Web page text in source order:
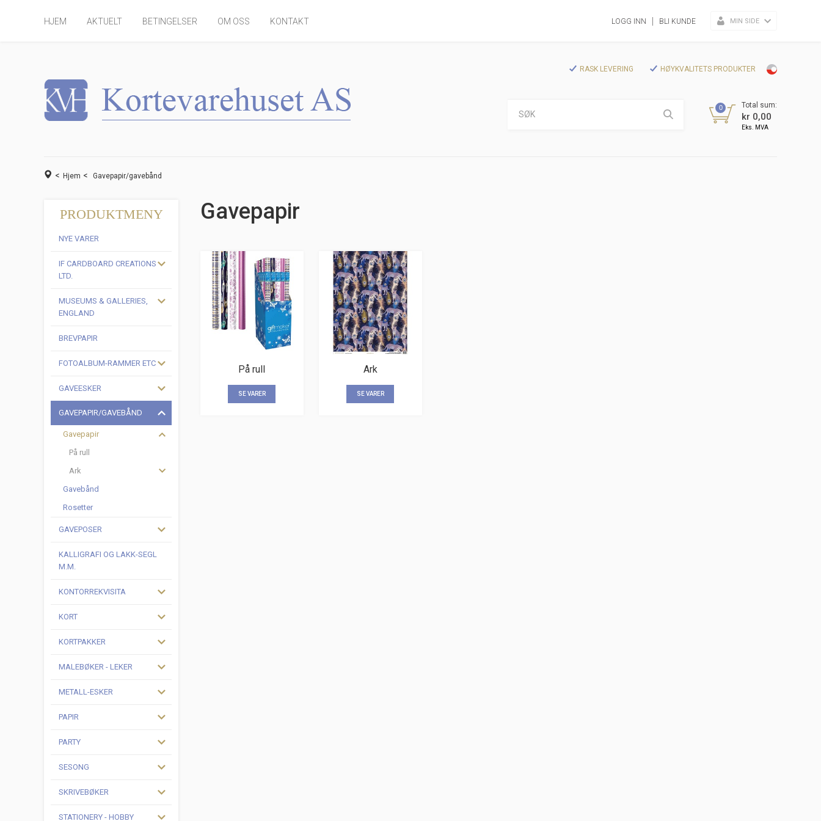
HJEM AKTUELT BETINGELSER OM OSS KONTAKT LOGG INN BLI KUNDE MIN SIDE
RASK LEVERING HØYKVALITETS PRODUKTER
0 Total sum:
kr 0,00
Eks. MVA
< Hjem < Gavepapir/gavebånd
PRODUKTMENY
NYE VARER
IF CARDBOARD CREATIONS
LTD.
MUSEUMS & GALLERIES,
ENGLAND
BREVPAPIR
FOTOALBUM-RAMMER ETC
GAVEESKER
GAVEPAPIR/GAVEBÅND
Gavepapir
På rull
Ark
Gavebånd
Rosetter
GAVEPOSER
KALLIGRAFI OG LAKK-SEGL
M.M.
KONTORREKVISITA
KORT
KORTPAKKER
MALEBØKER - LEKER
METALL-ESKER
PAPIR
PARTY
SESONG
SKRIVEBØKER
STATIONERY - HOBBY
Gavepapir
På rull
SE VARER
Ark
SE VARER